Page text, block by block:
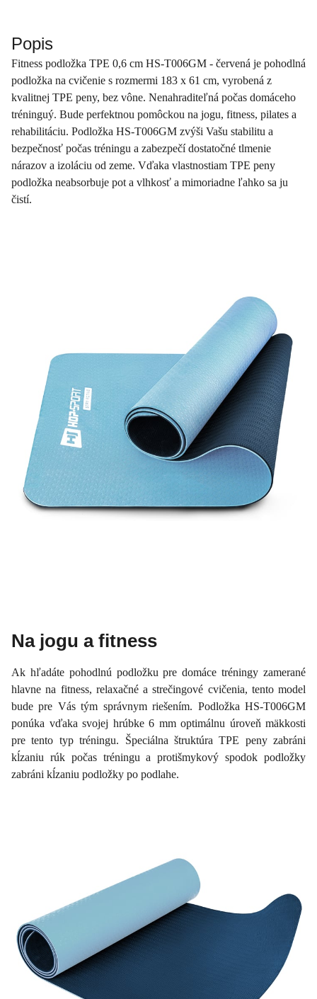
Popis
Fitness podložka TPE 0,6 cm HS-T006GM - červená je pohodlná
podložka na cvičenie s rozmermi 183 x 61 cm, vyrobená z
kvalitnej TPE peny, bez vône. Nenahraditeľná počas domáceho
tréninguý. Bude perfektnou pomôckou na jogu, fitness, pilates a
rehabilitáciu. Podložka HS-T006GM zvýši Vašu stabilitu a
bezpečnosť počas tréningu a zabezpečí dostatočné tlmenie
nárazov a izoláciu od zeme. Vďaka vlastnostiam TPE peny
podložka neabsorbuje pot a vlhkosť a mimoriadne ľahko sa ju
čistí.
Na jogu a fitness
Ak hľadáte pohodlnú podložku pre domáce tréningy zamerané
hlavne na fitness, relaxačné a strečingové cvičenia, tento model
bude pre Vás tým správnym riešením. Podložka HS-T006GM
ponúka vďaka svojej hrúbke 6 mm optimálnu úroveň mäkkosti
pre tento typ tréningu. Špeciálna štruktúra TPE peny zabráni
kĺzaniu rúk počas tréningu a protišmykový spodok podložky
zabráni kĺzaniu podložky po podlahe.